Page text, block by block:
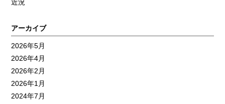
近況
アーカイブ
2026年5月
2026年4月
2026年2月
2026年1月
2024年7月